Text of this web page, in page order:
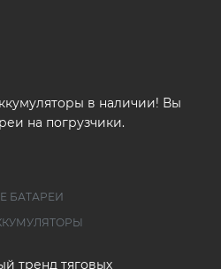
в наличии! Вы
на погрузчики.
БАТАРЕИ
тренд тяговых